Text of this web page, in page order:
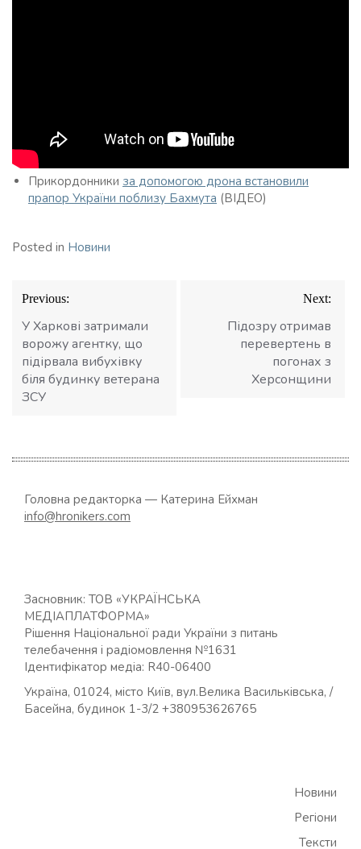
Прикордонники за допомогою дрона встановили
прапор України поблизу Бахмута (ВІДЕО)
Posted in Новини
Навігація
записів
Previous:
У Харкові затримали
ворожу агентку, що
підірвала вибухівку
біля будинку ветерана
ЗСУ
Next:
Підозру отримав
перевертень в
погонах з
Херсонщини
Головна редакторка — Катерина Ейхман
info@hronikers.com
Засновник: ТОВ «УКРАЇНСЬКА
МЕДІАПЛАТФОРМА»
Рішення Національної ради України з питань
телебачення і радіомовлення №1631
Ідентифікатор медіа: R40-06400
Україна, 01024, місто Київ, вул.Велика Васильківська, /
Басейна, будинок 1-3/2 +380953626765
Новини
Регіони
Тексти